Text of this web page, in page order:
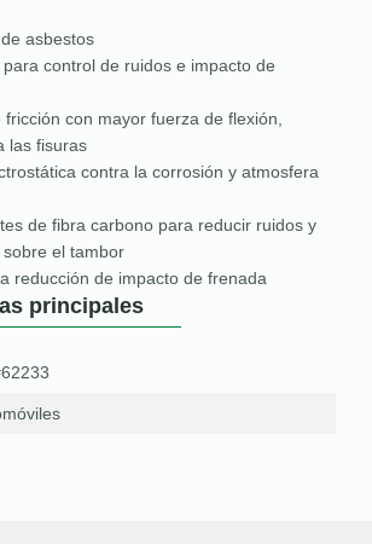
asbestos
control de ruidos e impacto de
fricción con mayor fuerza de flexión,
las fisuras
contra la corrosión y atmosfera
de fibra carbono para reducir ruidos y
el tambor
reducción de impacto de frenada
principales